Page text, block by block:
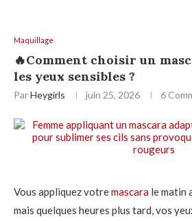
Maquillage
🔥Comment choisir un
les yeux sensibles ?
ParHeygirls juin 25, 2026 6
Vous appliquez votremascara le matin
mais quelques heures plus tard, vos